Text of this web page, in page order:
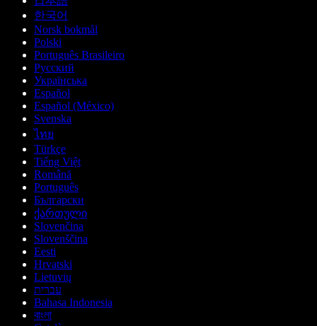
한국어
Norsk bokmål
Polski
Português Brasileiro
Русский
Українська
Español
Español (México)
Svenska
ไทย
Türkçe
Tiếng Việt
Română
Português
Български
ქართული
Slovenčina
Slovenščina
Eesti
Hrvatski
Lietuvių
עברית
Bahasa Indonesia
বাংলা